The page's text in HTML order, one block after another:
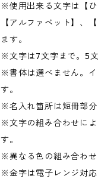
※使用出来る文字は【ひ
【アルファベット】、
ます。
※文字は7文字まで。5
※書体は選べません。
す。
※名入れ箇所は短冊部分
※文字の組み合わせに
す。
※異なる色の組み合わせ
※金字は電子レンジ対応